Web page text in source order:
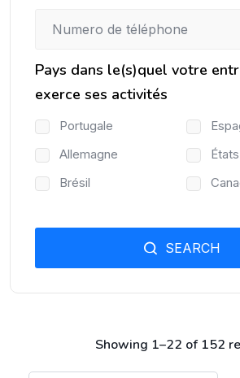
Showing 1–22 of 152
Pays dans le(s)quel votre
exerce ses activités
Portugale
Allemagne
Brésil
SEARCH